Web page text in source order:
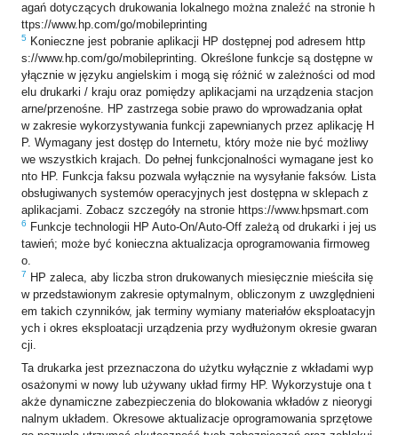
agań dotyczących drukowania lokalnego można znaleźć na stronie h
ttps://www.hp.com/go/mobileprinting
5
Konieczne jest pobranie aplikacji HP dostępnej pod adresem http
s://www.hp.com/go/mobileprinting. Określone funkcje są dostępne w
yłącznie w języku angielskim i mogą się różnić w zależności od mod
elu drukarki / kraju oraz pomiędzy aplikacjami na urządzenia stacjon
arne/przenośne. HP zastrzega sobie prawo do wprowadzania opłat
w zakresie wykorzystywania funkcji zapewnianych przez aplikację H
P. Wymagany jest dostęp do Internetu, który może nie być możliwy
we wszystkich krajach. Do pełnej funkcjonalności wymagane jest ko
nto HP. Funkcja faksu pozwala wyłącznie na wysyłanie faksów. Lista
obsługiwanych systemów operacyjnych jest dostępna w sklepach z
aplikacjami. Zobacz szczegóły na stronie https://www.hpsmart.com
6
Funkcje technologii HP Auto-On/Auto-Off zależą od drukarki i jej us
tawień; może być konieczna aktualizacja oprogramowania firmoweg
o.
7
HP zaleca, aby liczba stron drukowanych miesięcznie mieściła się
w przedstawionym zakresie optymalnym, obliczonym z uwzględnieni
em takich czynników, jak terminy wymiany materiałów eksploatacyjn
ych i okres eksploatacji urządzenia przy wydłużonym okresie gwaran
cji.
Ta drukarka jest przeznaczona do użytku wyłącznie z wkładami wyp
osażonymi w nowy lub używany układ firmy HP. Wykorzystuje ona t
akże dynamiczne zabezpieczenia do blokowania wkładów z nieorygi
nalnym układem. Okresowe aktualizacje oprogramowania sprzętowe